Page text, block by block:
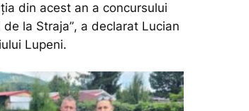
din acest an a concursului
la Straja”, a declarat Lucian
Lupeni.